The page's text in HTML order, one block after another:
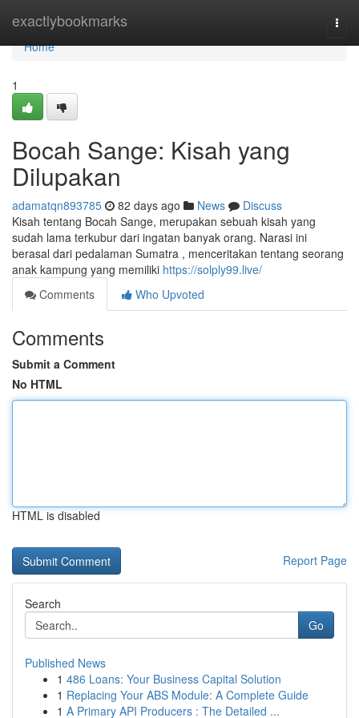
exactlybookmarks
Home
Home
1
Bocah Sange: Kisah yang
Dilupakan
adamatqn893785 82 days ago News
Discuss
Kisah tentang Bocah Sange, merupakan sebuah kisah yang
sudah lama terkubur dari ingatan banyak orang. Narasi ini
berasal dari pedalaman Sumatra , menceritakan tentang seorang
anak kampung yang memiliki https://solply99.live/
Comments
Who Upvoted
Comments
Submit a Comment
No HTML
HTML is disabled
Report Page
Search
Go
Published News
1 486 Loans: Your Business Capital Solution
1 Replacing Your ABS Module: A Complete Guide
1 A Primary API Producers : The Detailed ...